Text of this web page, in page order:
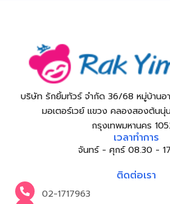
บริษัท รักยิ้มทัวร์ จำกัด 36/68 หมู่บ้านอ
มอเตอร์เวย์ แขวง คลองสองต้นนุ่
กรุงเทพมหานคร
เวลาทำการ
จันทร์ - ศุกร์ 08.30 -
ติดต่อเรา
02-1717963